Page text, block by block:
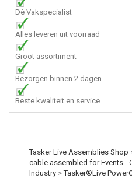
Dè Vakspecialist
Alles leveren uit voorraad
Groot assortiment
Bezorgen binnen 2 dagen
Beste kwaliteit en service
Tasker Live Assemblies Shop
cable assembled for Events -
Industry >Tasker®Live